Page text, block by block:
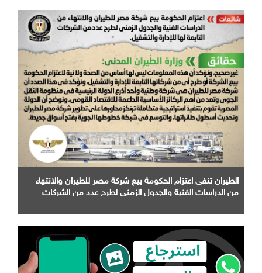
الطيران تنفى اعتزام الحكومة بيع شركة مصر للطيران والانتهاء
من الدراسات الفنية والجدول الزمني لطرح عدد من الشركات